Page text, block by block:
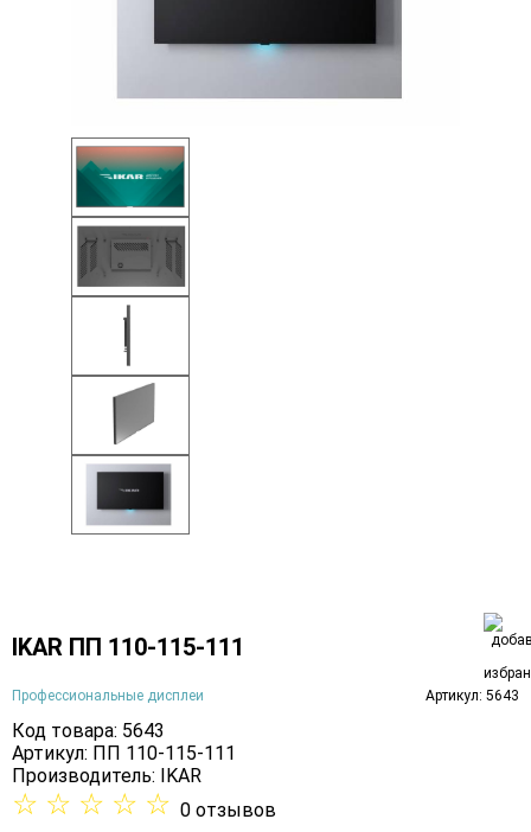
IKAR ПП 110-115-111
Профессиональные дисплеи Артикул: 5643
Код товара: 5643
Артикул: ПП 110-115-111
Производитель:
IKAR
☆ ☆ ☆ ☆ ☆ 0 отзывов